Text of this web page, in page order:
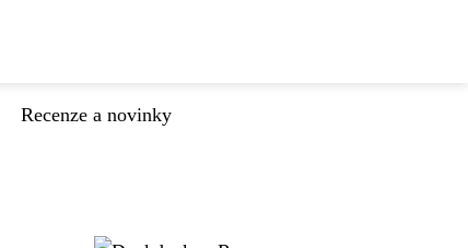
Recenze a novinky